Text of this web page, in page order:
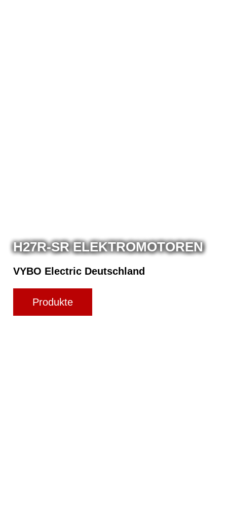
H27R-SR ELEKTROMOTOREN
VYBO Electric Deutschland
Produkte